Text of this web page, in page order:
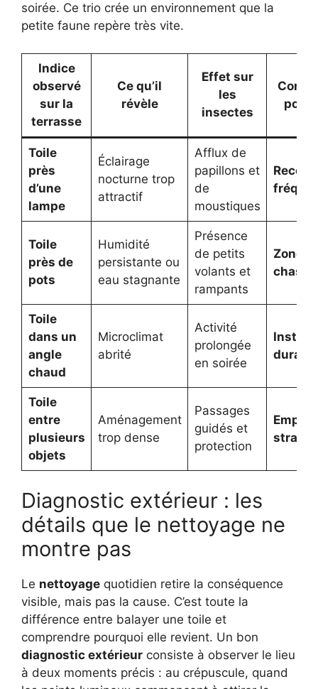
soirée. Ce trio crée un environnement que la
petite faune repère très vite.
Indice
observé
sur la
terrasse
Ce qu’il
révèle
Effet sur
les
insectes
pour
Toile
près
d’une
lampe
Éclairage
nocturne trop
attractif
Afflux de
papillons et
de
moustiques
Toile
près de
pots
Humidité
persistante ou
eau stagnante
Présence
de petits
volants et
rampants
Zone
Toile
dans un
angle
chaud
Microclimat
abrité
Activité
prolongée
en soirée
Toile
entre
plusieurs
objets
Aménagement
trop dense
Passages
guidés et
protection
Diagnostic extérieur : les
détails que le nettoyage ne
montre pas
Le nettoyage quotidien retire la conséquence
visible, mais pas la cause. C’est toute la
différence entre balayer une toile et
comprendre pourquoi elle revient. Un bon
diagnostic extérieur consiste à observer le lieu
à deux moments précis : au crépuscule, quand